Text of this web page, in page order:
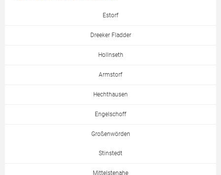
Estorf
Dreeker Fladder
Hollnseth
Armstorf
Hechthausen
Engelschoff
Großenwörden
Stinstedt
Mittelstenahe